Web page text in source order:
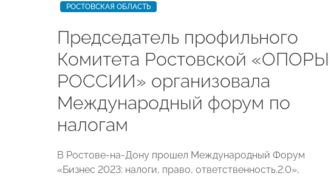
РОСТОВСКАЯ ОБЛАСТЬ
Председатель профильного
Комитета Ростовской «ОПОРЫ
РОССИИ» организовала
Международный форум по
налогам
В Ростове-на-Дону прошел Международный Форум
«Бизнес 2023: налоги, право, ответственность.2.0»,